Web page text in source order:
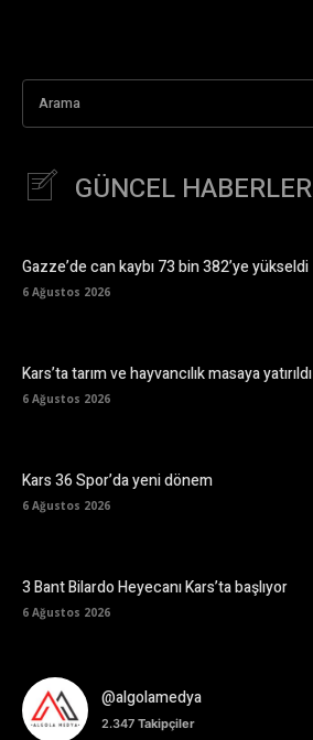
Arama
GÜNCEL HABERLER
Gazze’de can kaybı 73 bin 382’ye yükseldi
6 Ağustos 2026
Kars’ta tarım ve hayvancılık masaya yatırıldı
6 Ağustos 2026
Kars 36 Spor’da yeni dönem
6 Ağustos 2026
3 Bant Bilardo Heyecanı Kars’ta başlıyor
6 Ağustos 2026
@algolamedya
2.347 Takipçiler